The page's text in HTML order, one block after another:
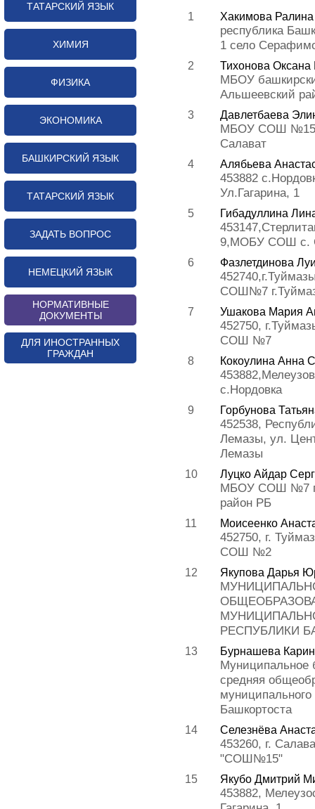
1 Хакимова
республика
1 село
2 Тихонова
МБОУ
Альшеевский
3 Давлетбаева
МБОУ СОШ №15
Салават
4 Алябьева
453882
Ул.Гагарина, 1
5 Гибадуллина
9,МОБУ СОШ с.
6 Фазлетдинова
СОШ№7
7 Ушакова Мария
452750,
СОШ №7
8 Кокоулина Анна
с.Нордовка
9 Горбунова
452538,
Лемазы, ул.
Лемазы
10 Луцко Айдар
МБОУ СОШ №7 г.
район РБ
11 Моисеенко
452750, г.
СОШ №2
12 Якупова Дарья
РЕСПУБЛИКИ
13 Бурнашева
Муниципальное
средняя
Башкортоста
14 Селезнёва
453260, г.
"СОШ№15"
15 Якубо Дмитрий
453882,
ТАТАРСКИЙ ЯЗЫК
ХИМИЯ
ФИЗИКА
ЭКОНОМИКА
БАШКИРСКИЙ ЯЗЫК
ТАТАРСКИЙ ЯЗЫК
ЗАДАТЬ ВОПРОС
НЕМЕЦКИЙ ЯЗЫК
НОРМАТИВНЫЕ
ДОКУМЕНТЫ
ДЛЯ ИНОСТРАННЫХ
ГРАЖДАН